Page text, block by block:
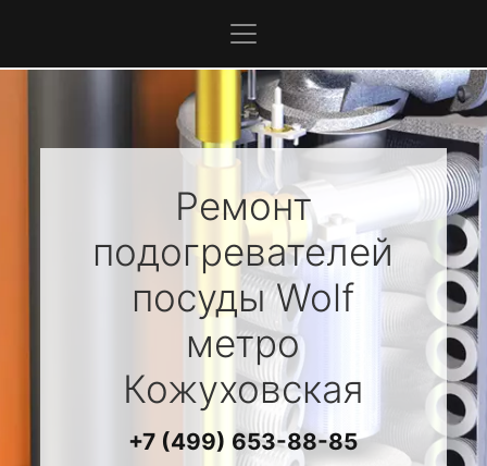
Ремонт
подогревателей
посудыWolf
метро
Кожуховская
+7 (499) 653-88-85